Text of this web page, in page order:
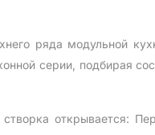
ряда модульной
серии, подбирая
открывается: